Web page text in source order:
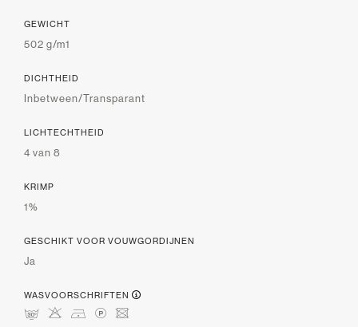
GEWICHT
502 g/m1
DICHTHEID
Inbetween/Transparant
LICHTECHTHEID
4 van 8
KRIMP
1%
GESCHIKT VOOR VOUWGORDIJNEN
Ja
WASVOORSCHRIFTEN
mHDLU